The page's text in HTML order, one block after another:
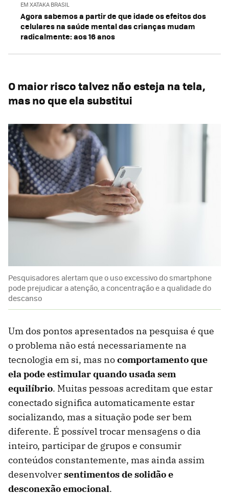
EM XATAKA BRASIL
Agora sabemos a partir de que idade os efeitos dos
celulares na saúde mental das crianças mudam
radicalmente: aos 16 anos
O maior risco talvez não esteja na tela,
mas no que ela substitui
Pesquisadores alertam que o uso excessivo do smartphone
pode prejudicar a atenção, a concentração e a qualidade do
descanso
Um dos pontos apresentados na pesquisa é que
o problema não está necessariamente na
tecnologia em si, mas nocomportamento que
ela pode estimular quando usada sem
equilíbrio. Muitas pessoas acreditam que estar
conectado significa automaticamente estar
socializando, mas a situação pode ser bem
diferente. É possível trocar mensagens o dia
inteiro, participar de grupos e consumir
conteúdos constantemente, mas ainda assim
desenvolversentimentos de solidão e
desconexão emocional.